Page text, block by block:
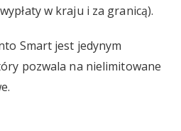
w kraju i za granicą).
Smart jest jedynym
pozwala na nielimitowane